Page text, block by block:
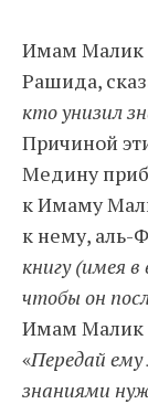
Имам Малик
Рашида,
кто унизил
Причиной
Медину
к Имаму
к нему, аль-
книгу (имея
чтобы он
Имам Малик
«Передай
знаниями